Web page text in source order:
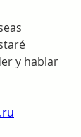
y hablar